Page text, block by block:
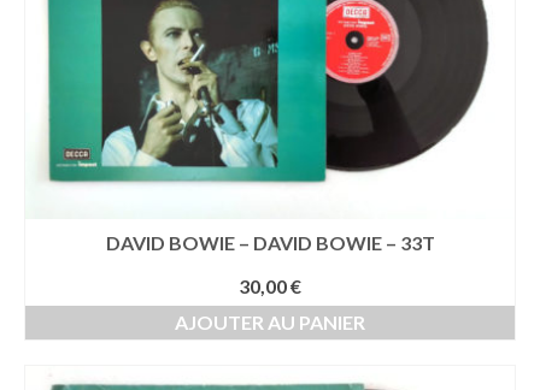
DAVID BOWIE – DAVID BOWIE – 33T
30,00€
AJOUTER AU PANIER